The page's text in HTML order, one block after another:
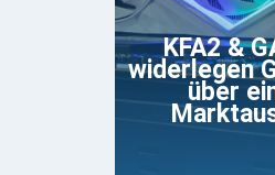
KFA2 &
widerlegen
über